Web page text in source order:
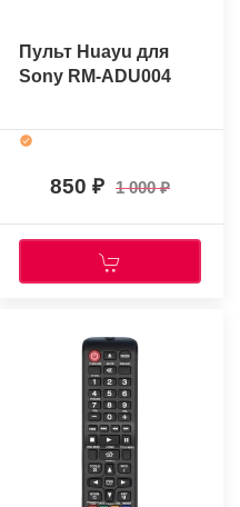
Пульт Huayu для
Sony RM-ADU004
850 1 000